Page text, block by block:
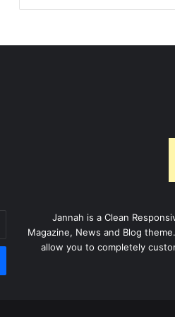
Jannah is a Clean
Magazine, News and Blog
allow you to completely